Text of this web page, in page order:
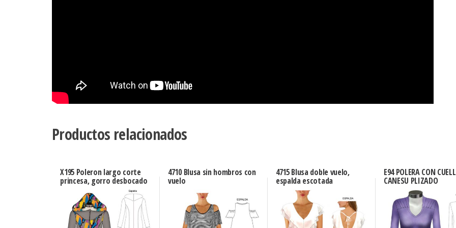
Productos relacionados
X195 Poleron largo corte
princesa, gorro desbocado
4710 Blusa sin hombros con
vuelo
4715 Blusa doble vuelo,
espalda escotada
E94 POLERA CON
CANESU PLIZADO